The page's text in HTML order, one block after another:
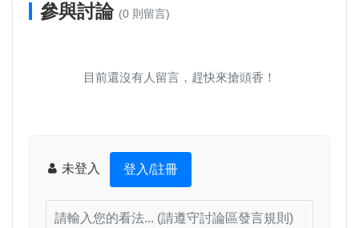
參與討論 (0 則留言)
目前還沒有人留言，趕快來搶頭香！
未登入 登入/註冊